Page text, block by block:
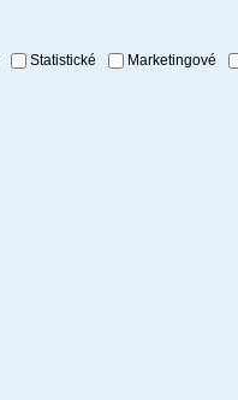
Statistické Marketingové